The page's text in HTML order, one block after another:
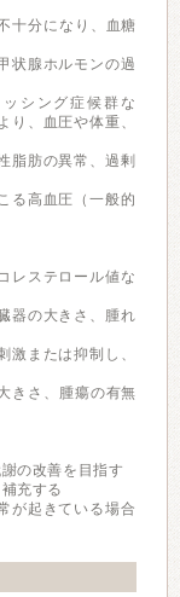
十分になり、血糖
状腺ホルモンの過
シング症候群な
り、血圧や体重、
脂肪の異常、過剰
る高血圧（一般的
レステロール値な
器の大きさ、腫れ
激または抑制し、
きさ、腫瘍の有無
の改善を目指す
充する
が起きている場合